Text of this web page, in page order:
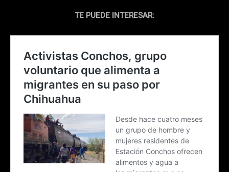
TE PUEDE INTERESAR: